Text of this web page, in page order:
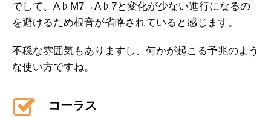
でして、A♭M7→A♭7と変化が少ない進行になるの
を避けるため根音が省略されていると感じます。
不穏な雰囲気もありますし、何かが起こる予兆のよう
な使い方ですね。
コーラス